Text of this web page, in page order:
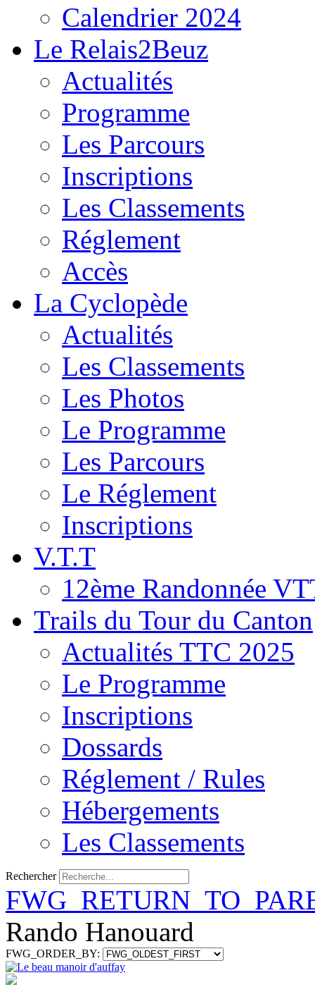
Calendrier 2024
Le Relais2Beuz
Actualités
Programme
Les Parcours
Inscriptions
Les Classements
Réglement
Accès
La Cyclopède
Actualités
Les Classements
Les Photos
Le Programme
Les Parcours
Le Réglement
Inscriptions
V.T.T
12ème Randonnée
Trails du Tour du Canton
Actualités TTC 2025
Le Programme
Inscriptions
Dossards
Réglement / Rules
Hébergements
Les Classements
Rechercher
Rando Hanouard
FWG_ORDER_BY: